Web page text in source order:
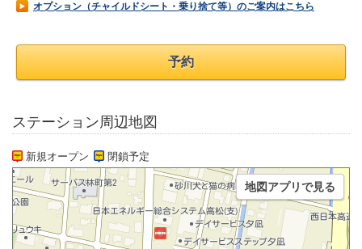
オプション（チャイルドシート・乗り捨て等）のご案内はこちら
予約
ステーション周辺地図
新規オープン 閉鎖予定
地図アプリで見る